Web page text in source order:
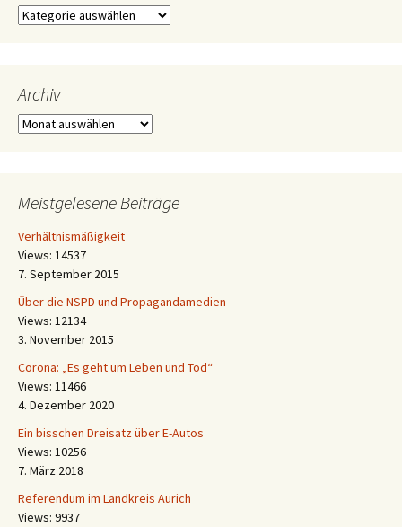
Kategorien
Archiv
Archiv
Meistgelesene Beiträge
Verhältnismäßigkeit
Views: 14537
7. September 2015
Über die NSPD und Propagandamedien
Views: 12134
3. November 2015
Corona: „Es geht um Leben und Tod“
Views: 11466
4. Dezember 2020
Ein bisschen Dreisatz über E-Autos
Views: 10256
7. März 2018
Referendum im Landkreis Aurich
Views: 9937